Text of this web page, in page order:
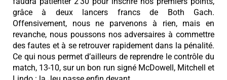
grâce à deux lancers francs de Both Gach.
Offensivement, nous ne parvenons à rien, mais en
revanche, nous poussons nos adversaires à commettre
des fautes et à se retrouver rapidement dans la pénalité.
Ce qui nous permet d’ailleurs de reprendre le contrôle du
match, 13-10, sur un bon run signé McDowell, Mitchell et